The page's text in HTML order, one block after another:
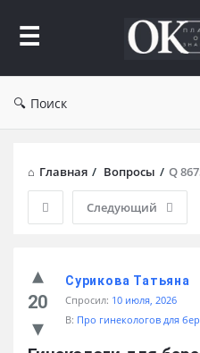
Поиск
Главная / Вопросы / Q
Следующий
20
Сурикова Татьяна
Спросил: 10 июля, 2026
В: Про гинекологов для